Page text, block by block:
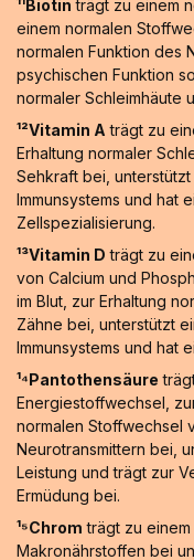
¹¹Biotin trägt zu einem
einem normalen
normalen Funktion des
psychischen Funktion
normaler Schleimhäute
¹²Vitamin A trägt zu
Erhaltung normaler
Sehkraft bei,
Immunsystems und hat
Zellspezialisierung.
¹³Vitamin D trägt zu
von Calcium und
im Blut, zur Erhaltung
Zähne bei, unterstützt
Immunsystems und hat
¹⁴Pantothensäure
Energiestoffwechsel,
normalen Stoffwechsel
Neurotransmittern bei,
Leistung und trägt zur
Ermüdung bei.
¹⁵Chrom trägt zu
Makronährstoffen bei